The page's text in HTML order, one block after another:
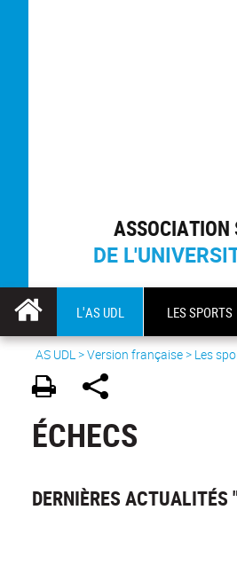
ASSOCIATION
DE
L'AS UDL LES SPORTS
AS UDL>Version française> Les
ÉCHECS
DERNIÈRES ACTUALITÉS